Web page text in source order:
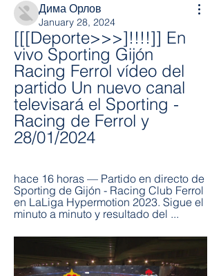
Дима Орлов
January 28, 2024
[[[Deporte>>>]!!!!]] En
vivo Sporting Gijón
Racing Ferrol vídeo del
partido Un nuevo canal
televisará el Sporting -
Racing de Ferrol y
28/01/2024
hace 16 horas — Partido en directo de
Sporting de Gijón - Racing Club Ferrol
en LaLiga Hypermotion 2023. Sigue el
minuto a minuto y resultado del ...